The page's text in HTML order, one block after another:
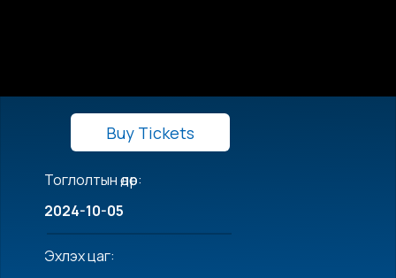
Buy Tickets
Тоглолтын өдөр:
2024-10-05
Эхлэх цаг: